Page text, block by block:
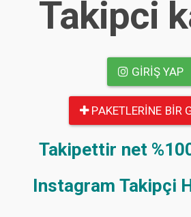
Takipci
GIRIŞ YAP
PAKETLERINE BIR
Takipettir net
Instagram Takipçi